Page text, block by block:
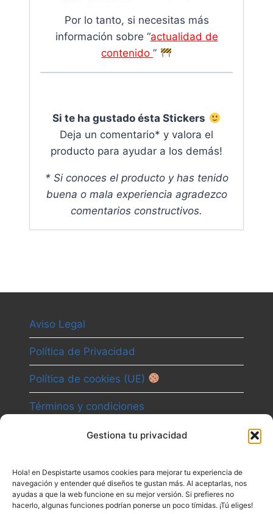
Gestiona tu privacidad
Hola! en Despistarte usamos cookies para mejorar tu experiencia de
navegación y entender qué diseños te gustan más. Al aceptarlas, nos
ayudas a que la web funcione en su mejor versión. Si prefieres no
hacerlo, algunas funciones podrían ponerse un poco tímidas. ¡Tú eliges!
Por lo tanto, si necesitas más
información sobre “actualidad de
contenido”
Si te ha gustado ésta Stickers
Deja un comentario* y valora el
producto para ayudar a los demás!
* Si conoces el producto y has tenido
buena o mala experiencia agradezco
comentarios constructivos.
Aviso Legal
Política de Privacidad
Política de cookies (UE)
Términos y condiciones
Canal
Contacto